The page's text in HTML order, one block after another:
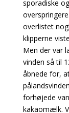
sporadiske
overlistet
klipperne
Men der var
vinden så til
åbnede for,
forhøjede
kakaomælk.